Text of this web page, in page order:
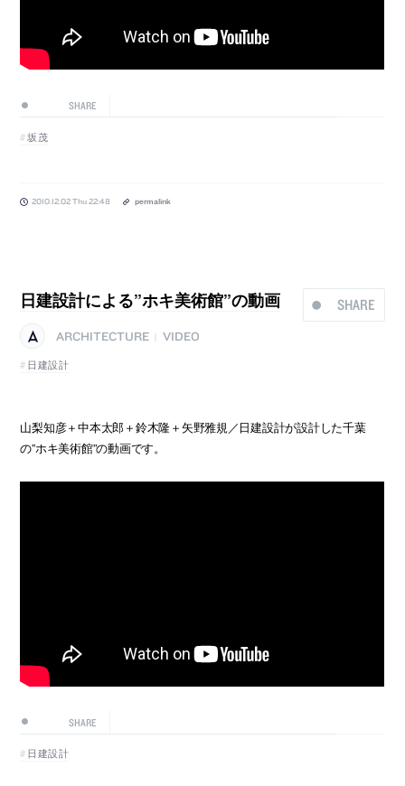
SHARE
坂茂
2010.12.02 Thu 22:48 permalink
SHARE
日建設計による”ホキ美術館”の動画
ARCHITECTURE
VIDEO
日建設計
山梨知彦＋中本太郎＋鈴木隆＋矢野雅規／日建設計が設計した千葉
の”ホキ美術館”の動画です。
SHARE
日建設計